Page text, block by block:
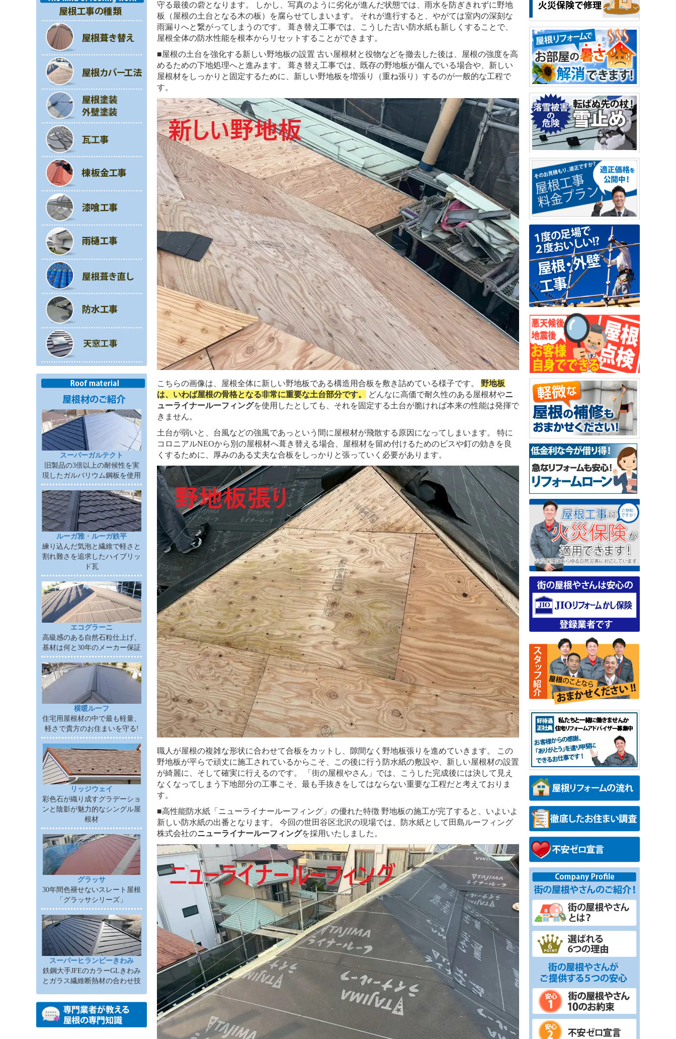
スーパーガルテクト
旧製品の3倍以上の耐候性を実
現したガルバリウム鋼板を使用
ルーガ雅・ルーガ鉄平
練り込んだ気泡と繊維で軽さと
割れ難さを追求したハイブリッ
ド瓦
エコグラーニ
高級感のある自然石粒仕上げ、
基材は何と30年のメーカー保証
横暖ルーフ
住宅用屋根材の中で最も軽量、
軽さで貴方のお住まいを守る!
リッジウェイ
彩色石が織り成すグラデーショ
ンと陰影が魅力的なシングル屋
根材
グラッサ
30年間色褪せないスレート屋根
「グラッサシリーズ」
スーパーヒランビーきわみ
鉄鋼大手JFEのカラーGLきわみ
とガラス繊維断熱材の合わせ技
守る最後の砦となります。 しかし、写真のように劣化が進んだ状態では、雨水を防ぎきれずに野地
板（屋根の土台となる木の板）を腐らせてしまいます。 それが進行すると、やがては室内の深刻な
雨漏りへと繋がってしまうのです。 葺き替え工事では、こうした古い防水紙も新しくすることで、
屋根全体の防水性能を根本からリセットすることができます。
■屋根の土台を強化する新しい野地板の設置 古い屋根材と役物などを撤去した後は、屋根の強度を高
めるための下地処理へと進みます。 葺き替え工事では、既存の野地板が傷んでいる場合や、新しい
屋根材をしっかりと固定するために、新しい野地板を増張り（重ね張り）するのが一般的な工程で
す。
こちらの画像は、屋根全体に新しい野地板である構造用合板を敷き詰めている様子です。 野地板
は、いわば屋根の骨格となる非常に重要な土台部分です。
どんなに高価で耐久性のある屋根材やニ
ューライナールーフィングを使用したとしても、それを固定する土台が脆ければ本来の性能は発揮で
きません。
土台が弱いと、台風などの強風であっという間に屋根材が飛散する原因になってしまいます。 特に
コロニアルNEOから別の屋根材へ葺き替える場合、屋根材を留め付けるためのビスや釘の効きを良
くするために、厚みのある丈夫な合板をしっかりと張っていく必要があります。
職人が屋根の複雑な形状に合わせて合板をカットし、隙間なく野地板張りを進めていきます。 この
野地板が平らで頑丈に施工されているからこそ、この後に行う防水紙の敷設や、新しい屋根材の設置
が綺麗に、そして確実に行えるのです。 「街の屋根やさん」では、こうした完成後には決して見え
なくなってしまう下地部分の工事こそ、最も手抜きをしてはならない重要な工程だと考えておりま
す。
■高性能防水紙「ニューライナールーフィング」の優れた特徴 野地板の施工が完了すると、いよいよ
新しい防水紙の出番となります。 今回の世田谷区北沢の現場では、防水紙として田島ルーフィング
株式会社のニューライナールーフィングを採用いたしました。